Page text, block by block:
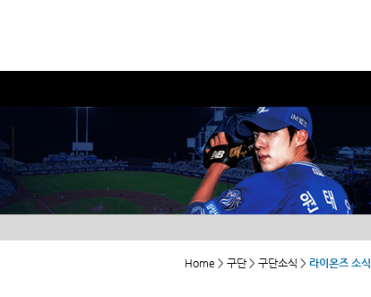
Home > 구단 > 구단소식 > 라이온즈 소식